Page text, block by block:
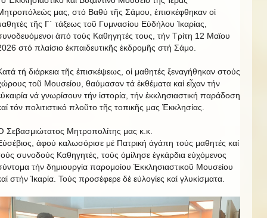
μας, στό Βαθύ τῆς Σάμου, ἐπισκέφθηκαν οἱ
τῆς Γ΄ τάξεως τοῦ Γυμνασίου Εὐδήλου Ἰκαρίας,
ἀπό τούς Καθηγητές τους, τήν Τρίτη 12 Μαϊου
στό πλαίσιο ἐκπαιδευτικῆς ἐκδρομῆς στή Σάμο.
τή διάρκεια τῆς ἐπισκέψεως, οἱ μαθητές ξεναγήθηκαν στούς
τοῦ Μουσείου, θαύμασαν τά ἐκθέματα καί εἶχαν τήν
νά γνωρίσουν τήν ἱστορία, τήν ἐκκλησιαστική παράδοση
τόν πολιτιστικό πλοῦτο τῆς τοπικῆς μας Ἐκκλησίας.
Σεβασμιώτατος Μητροπολίτης μας κ.κ.
ἀφού καλωσόρισε μέ Πατρική ἀγάπη τούς μαθητές καί
συνοδούς Καθηγητές, τούς ὁμίλησε ἐγκάρδια εὐχόμενος
τήν δημιουργία παρομοίου Ἐκκλησιαστικοῦ Μουσείου
στήν Ἰκαρία. Τούς προσέφερε δἐ εὐλογίες καί γλυκίσματα.